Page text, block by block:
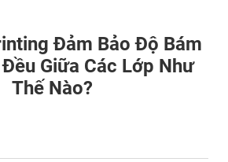
Đảm Bảo Độ Bám
Giữa Các Lớp Như
Thế Nào?